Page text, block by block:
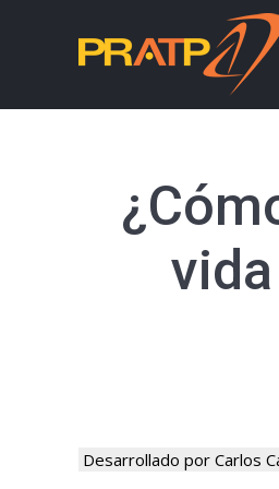
Desarrollado por Carlos